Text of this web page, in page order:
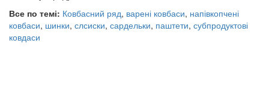
Все по темі: Ковбасний ряд, варені ковбаси, напівкопчені
ковбаси, шинки, слсиски, сардельки, паштети, субпродуктові
ковдаси